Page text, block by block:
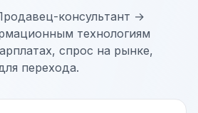
консультант →
технологиям
спрос на рынке,
перехода.